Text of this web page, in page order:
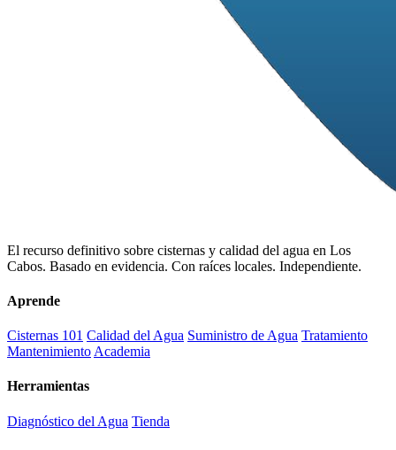
El recurso definitivo sobre cisternas y calidad del agua en Los
Cabos. Basado en evidencia. Con raíces locales. Independiente.
Aprende
Cisternas 101 Calidad del Agua Suministro de Agua Tratamiento
Mantenimiento Academia
Herramientas
Diagnóstico del Agua Tienda